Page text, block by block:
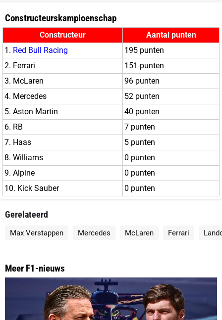
Constructeurskampioenschap
Constructeur
Aantal punten
1. Red Bull Racing
195 punten
2. Ferrari
151 punten
3. McLaren
96 punten
4. Mercedes
52 punten
5. Aston Martin
40 punten
6. RB
7 punten
7. Haas
5 punten
8. Williams
0 punten
9. Alpine
0 punten
10. Kick Sauber
0 punten
Gerelateerd
Max Verstappen Mercedes McLaren Ferrari
Meer F1-nieuws